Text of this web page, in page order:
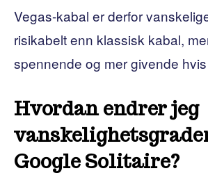
Vegas-kabal er derfor
risikabelt enn klassisk kabal,
spennende og mer givende
Hvordan endrer jeg
Google Solitaire?